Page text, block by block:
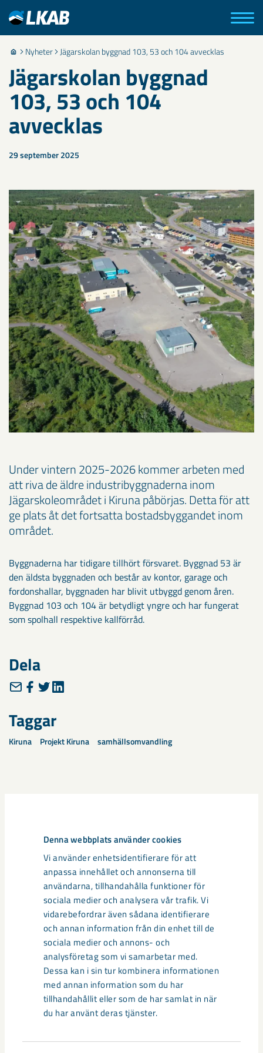
Denna webbplats använder cookies
Vi använder enhetsidentifierare för att
anpassa innehållet och annonserna till
användarna, tillhandahålla funktioner för
sociala medier och analysera vår trafik. Vi
vidarebefordrar även sådana identifierare
och annan information från din enhet till de
sociala medier och annons- och
analysföretag som vi samarbetar med.
Dessa kan i sin tur kombinera informationen
med annan information som du har
tillhandahållit eller som de har samlat in när
du har använt deras tjänster.
Nyheter Jägarskolan byggnad 103, 53 och 104 avvecklas
Jägarskolan byggnad
103, 53 och 104
avvecklas
29 september 2025
Under vintern 2025-2026 kommer arbeten med
att riva de äldre industribyggnaderna inom
Jägarskoleområdet i Kiruna påbörjas. Detta för att
ge plats åt det fortsatta bostadsbyggandet inom
området.
Byggnaderna har tidigare tillhört försvaret. Byggnad 53 är
den äldsta byggnaden och består av kontor, garage och
fordonshallar, byggnaden har blivit utbyggd genom åren.
Byggnad 103 och 104 är betydligt yngre och har fungerat
som spolhall respektive kallförråd.
Dela
Taggar
Kiruna Projekt Kiruna samhällsomvandling
Sibirien-området i gamla Kiruna